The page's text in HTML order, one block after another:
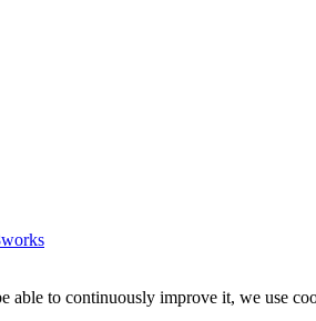
able to continuously improve it, we use